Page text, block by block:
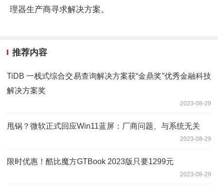
理器生产商寻求解决方案。
推荐内容
TiDB 一栈式综合交易查询解决方案获“金鼎奖”优秀金融科技
解决方案奖
2023-08-29
甩锅？微软正式回应Win11蓝屏：厂商问题、与系统无关
2023-08-29
限时优惠！酷比魔方GTBook 2023版只要1299元
2023-08-29